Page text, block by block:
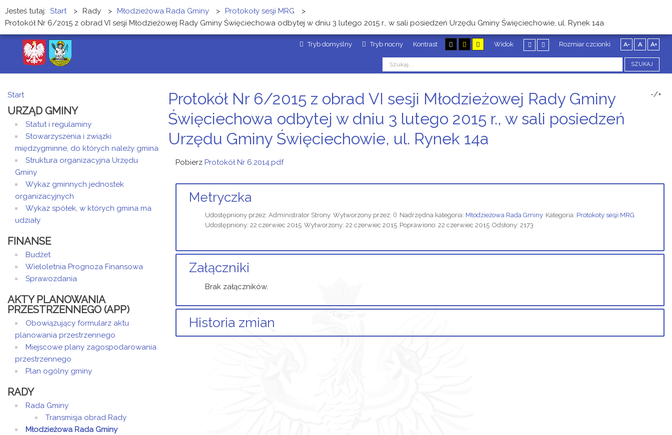
Tryb domyślny Tryb nocny Kontrast Widok Rozmiar czcionki A- A A+
SZUKAJ
Jesteś tutaj: Start > Rady > Młodzieżowa Rada Gminy > Protokoły sesji MRG
>
Protokół Nr 6/2015 z obrad VI sesji Młodzieżowej Rady Gminy Święciechowa odbytej w dniu 3 lutego 2015 r., w sali posiedzeń Urzędu Gminy Święciechowie, ul. Rynek 14a
Protokół Nr 6/2015 z obrad VI sesji Młodzieżowej Rady Gminy
Święciechowa odbytej w dniu 3 lutego 2015 r., w sali posiedzeń
Urzędu Gminy Święciechowie, ul. Rynek 14a
-/+
Pobierz Protokół Nr 6.2014.pdf
Metryczka
Udostępniony przez: Administrator Strony Wytworzony przez: () Nadrzędna kategoria: Młodzieżowa Rada Gminy Kategoria: Protokoły sesji MRG
Udostępniony: 22 czerwiec 2015 Wytworzony: 22 czerwiec 2015 Poprawiono: 22 czerwiec 2015 Odsłony: 2173
Załączniki
Brak załączników.
Historia zmian
Start
URZĄD GMINY
Statut i regulaminy
Stowarzyszenia i związki
międzygminne, do których należy gmina
Struktura organizacyjna Urzędu
Gminy
Wykaz gminnych jednostek
organizacyjnych
Wykaz spółek, w których gmina ma
udziały
FINANSE
Budżet
Wieloletnia Prognoza Finansowa
Sprawozdania
AKTY PLANOWANIA
PRZESTRZENNEGO (APP)
Obowiązujący formularz aktu
planowania przestrzennego
Miejscowe plany zagospodarowania
przestrzennego
Plan ogólny gminy
RADY
Rada Gminy
Transmisja obrad Rady
Młodzieżowa Rada Gminy